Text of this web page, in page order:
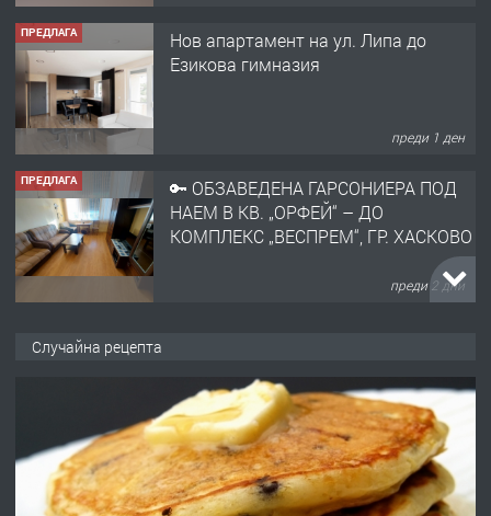
ПРЕДЛАГА
Нов апартамент на ул. Липа до
Езикова гимназия
преди 1 ден
ПРЕДЛАГА
🔑 ОБЗАВЕДЕНА ГАРСОНИЕРА ПОД
НАЕМ В КВ. „ОРФЕЙ“ – ДО
КОМПЛЕКС „ВЕСПРЕМ“, ГР. ХАСКОВО
преди 2 дни
АПАРТАМЕНТ В ЦЕНТЪРА НА ГР.
ХАСКОВО
преди 3 дни
ПРЕДЛАГА Давам гараж под наем
Случайна рецепта